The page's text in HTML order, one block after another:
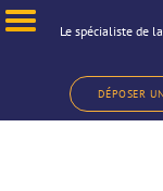
Le spécialiste de
DÉPOSER